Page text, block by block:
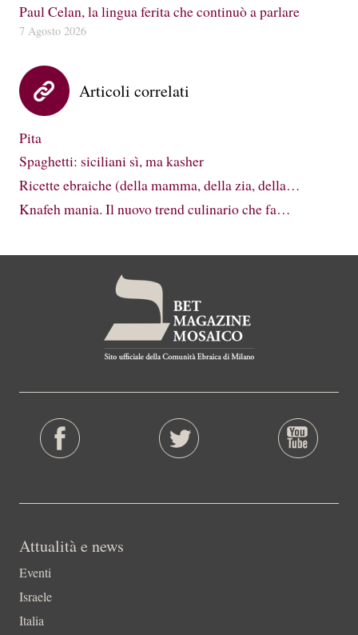
Paul Celan, la lingua ferita che continuò a parlare
7 Agosto 2026
Articoli correlati
Pita
Spaghetti: siciliani sì, ma kasher
Ricette ebraiche (della mamma, della zia, della…
Knafeh mania. Il nuovo trend culinario che fa…
Attualità e news
Eventi
Israele
Italia